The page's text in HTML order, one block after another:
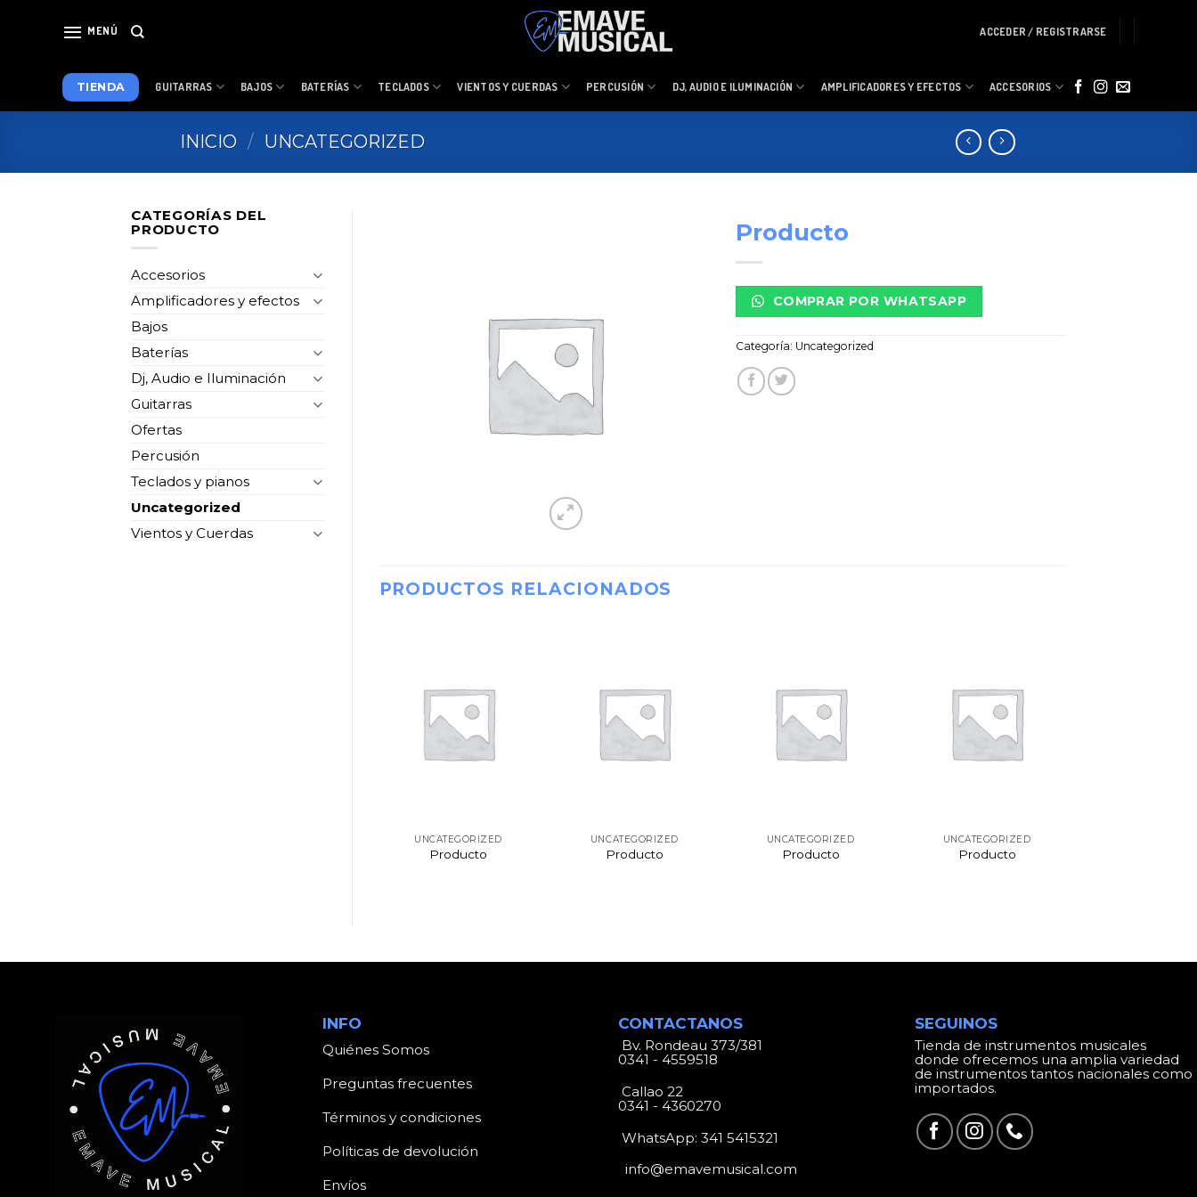
MENÚ ACCEDER / REGISTRARSE
TIENDA GUITARRAS BAJOS BATERÍAS TECLADOS VIENTOS Y CUERDAS PERCUSIÓN DJ, AUDIO E ILUMINACIÓN AMPLIFICADORES Y EFECTOS ACCESORIOS
INICIO / UNCATEGORIZED
CATEGORÍAS DEL
PRODUCTO
Accesorios
Amplificadores y efectos
Bajos
Baterías
Dj, Audio e Iluminación
Guitarras
Ofertas
Percusión
Teclados y pianos
Uncategorized
Vientos y Cuerdas
Producto
COMPRAR POR WHATSAPP
Categoría: Uncategorized
PRODUCTOS RELACIONADOS
UNCATEGORIZED
Producto
UNCATEGORIZED
Producto
UNCATEGORIZED
Producto
UNCATEGORIZED
Producto
INFO
Quiénes Somos
Preguntas frecuentes
Términos y condiciones
Políticas de devolución
Envíos
CONTACTANOS
Bv. Rondeau 373/381
0341 - 4559518
Callao 22
0341 - 4360270
WhatsApp:341 5415321
info@emavemusical.com
SEGUINOS
Tienda de instrumentos musicales
donde ofrecemos una amplia variedad
de instrumentos tantos nacionales como
importados.